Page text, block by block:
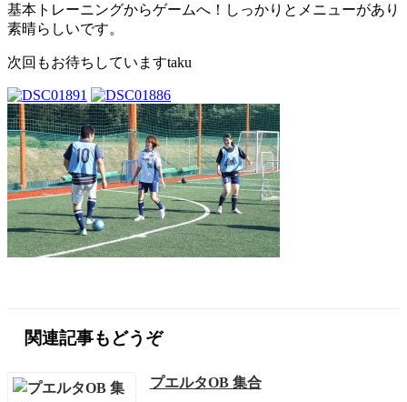
基本トレーニングからゲームへ！しっかりとメニューがあり
素晴らしいです。
次回もお待ちしていますtaku
関連記事もどうぞ
プエルタOB 集合